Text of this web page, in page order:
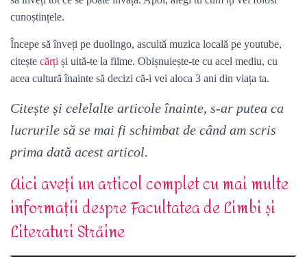
cunoștințele.
Începe să înveți pe duolingo, ascultă muzica locală pe youtube,
citește cărți și uită-te la filme. Obișnuiește-te cu acel mediu, cu
acea cultură înainte să decizi că-i vei aloca 3 ani din viața ta.
Citește și celelalte articole înainte, s-ar putea ca
lucrurile să se mai fi schimbat de când am scris
prima dată acest articol.
Aici aveți un articol complet cu mai multe
informații despre Facultatea de Limbi și
Literaturi Străine